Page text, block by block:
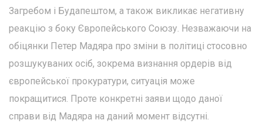
Загребом і Будапештом, а також викликає негативну
реакцію з боку Європейського Союзу. Незважаючи на
обіцянки Петер Мадяра про зміни в політиці стосовно
розшукуваних осіб, зокрема визнання ордерів від
європейської прокуратури, ситуація може
покращитися. Проте конкретні заяви щодо даної
справи від Мадяра на даний момент відсутні.